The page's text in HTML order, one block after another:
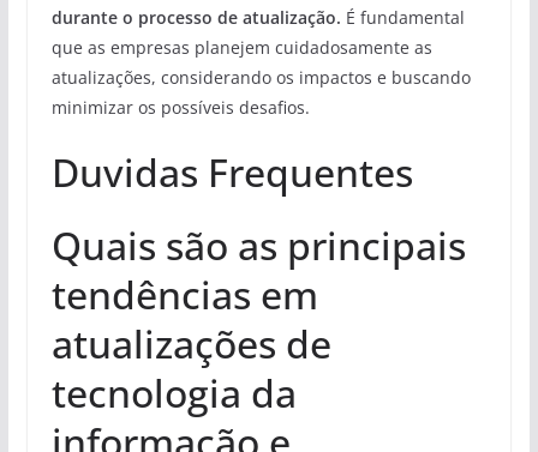
durante o processo de atualização. É fundamental
que as empresas planejem cuidadosamente as
atualizações, considerando os impactos e buscando
minimizar os possíveis desafios.
Duvidas Frequentes
Quais são as principais
tendências em
atualizações de
tecnologia da